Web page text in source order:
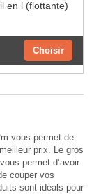
en l (flottante)
Choisir
vous permet de
prix. Le gros
permet d’avoir
couper vos
sont idéals pour